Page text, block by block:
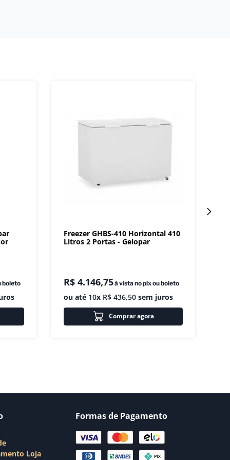
boleto
Freezer GHBS-410 Horizontal 410
Litros 2 Portas - Gelopar
R$ 4.146,75à vista no pix ou boleto
ou até 10x R$ 436,50sem juros
Comprar agora
Loja
Formas de Pagamento